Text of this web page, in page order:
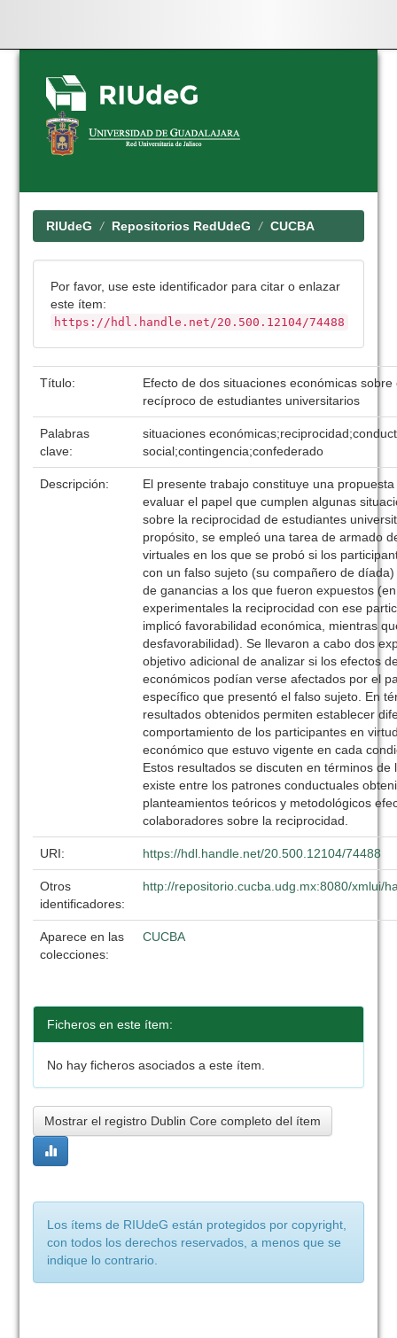
Skip
navigation
RIUdeG Repositorios RedUdeG CUCBA
Por favor, use este identificador para citar o enlazar
este ítem:
https://hdl.handle.net/20.500.12104/74488
Título:
Efecto de dos situaciones económicas
recíproco de estudiantes universitarios
Palabras
clave:
situaciones
social;contingencia;confederado
Descripción:
El presente trabajo constituye una
evaluar el papel que cumplen algunas
sobre la reciprocidad de estudiantes
propósito, se empleó una tarea de armado
virtuales en los que se probó si los
con un falso sujeto (su compañero de
de ganancias a los que fueron expuestos
experimentales la reciprocidad con ese
implicó favorabilidad económica, mientras
desfavorabilidad). Se llevaron a cabo dos
objetivo adicional de analizar si los efectos
económicos podían verse afectados por el
específico que presentó el falso sujeto. En
resultados obtenidos permiten establecer
comportamiento de los participantes en
económico que estuvo vigente en cada
Estos resultados se discuten en términos de
existe entre los patrones conductuales
planteamientos teóricos y metodológicos
colaboradores sobre la reciprocidad.
URI: https://hdl.handle.net/20.500.12104/74488
Otros
identificadores:
http://repositorio.cucba.udg.mx:8080/xmlui/
Aparece en las
colecciones:
CUCBA
Ficheros en este ítem:
No hay ficheros asociados a este ítem.
Mostrar el registro Dublin Core completo del ítem
Los ítems de RIUdeG están protegidos por copyright,
con todos los derechos reservados, a menos que se
indique lo contrario.